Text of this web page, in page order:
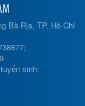
Bà Rịa, TP. Hồ Chí
sinh: